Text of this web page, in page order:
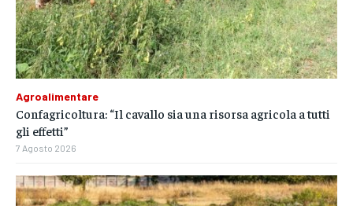
Agroalimentare
Confagricoltura: “Il cavallo sia una risorsa agricola a tutti
gli effetti”
7 Agosto 2026